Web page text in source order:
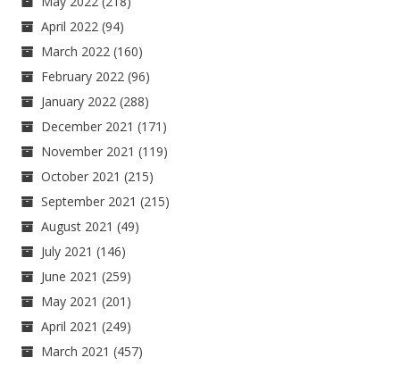
April 2022 (94)
March 2022 (160)
February 2022 (96)
January 2022 (288)
December 2021 (171)
November 2021 (119)
October 2021 (215)
September 2021 (215)
August 2021 (49)
July 2021 (146)
June 2021 (259)
May 2021 (201)
April 2021 (249)
March 2021 (457)